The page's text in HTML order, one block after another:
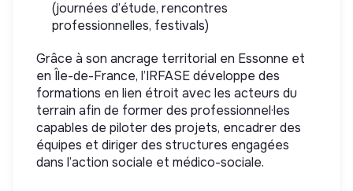
(journées d’étude, rencontres
professionnelles, festivals)
Grâce à son ancrage territorial en Essonne et
en Île-de-France, l’IRFASE développe des
formations en lien étroit avec les acteurs du
terrain afin de former des professionnel·les
capables de piloter des projets, encadrer des
équipes et diriger des structures engagées
dans l’action sociale et médico-sociale.